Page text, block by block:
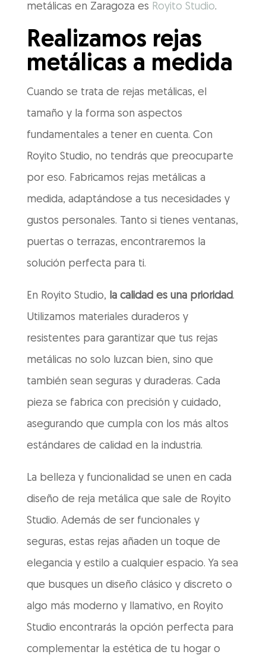
metálicas en Zaragoza es Royito Studio.
Realizamos rejas
metálicas a medida
Cuando se trata de rejas metálicas, el
tamaño y la forma son aspectos
fundamentales a tener en cuenta. Con
Royito Studio, no tendrás que preocuparte
por eso. Fabricamos rejas metálicas a
medida, adaptándose a tus necesidades y
gustos personales. Tanto si tienes ventanas,
puertas o terrazas, encontraremos la
solución perfecta para ti.
En Royito Studio, la calidad es una prioridad.
Utilizamos materiales duraderos y
resistentes para garantizar que tus rejas
metálicas no solo luzcan bien, sino que
también sean seguras y duraderas. Cada
pieza se fabrica con precisión y cuidado,
asegurando que cumpla con los más altos
estándares de calidad en la industria.
La belleza y funcionalidad se unen en cada
diseño de reja metálica que sale de Royito
Studio. Además de ser funcionales y
seguras, estas rejas añaden un toque de
elegancia y estilo a cualquier espacio. Ya sea
que busques un diseño clásico y discreto o
algo más moderno y llamativo, en Royito
Studio encontrarás la opción perfecta para
complementar la estética de tu hogar o